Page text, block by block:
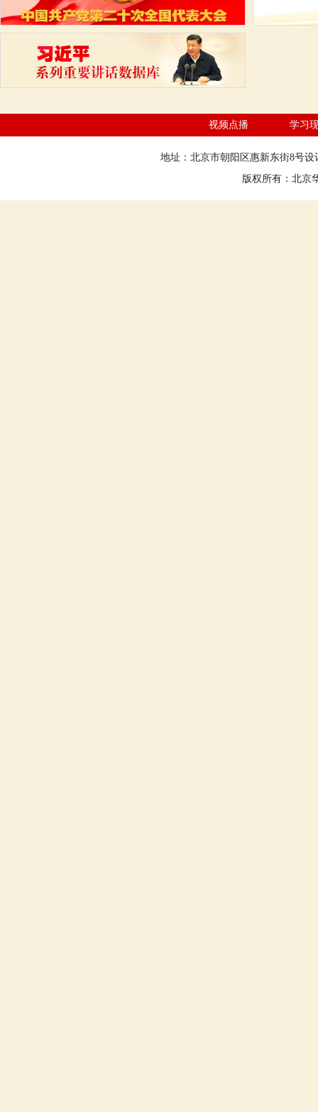
视频点播 学习
地址：北京市朝阳区惠新东街8号设
版权所有：北京